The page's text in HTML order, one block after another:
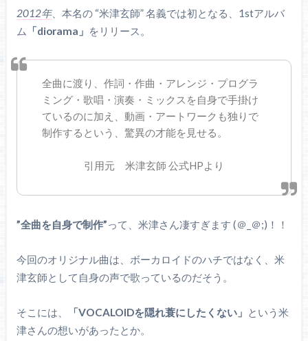
2012年、本名の “米津玄師” 名義では初となる、1stアルバ
ム 「diorama」 をリリース。
全曲に渡り、作詞・作曲・アレンジ・プログラ
ミング・歌唱・演奏・ミックスを自身で手掛け
ているのに加え、動画・アートワークも独りで
制作するという、驚異の才能を見せる。
引用元 米津玄師 公式HPより
”全曲を自身で制作”って、米津さん凄すぎます (＠_＠;)！！
今回のオリジナル曲は、ボーカロイドのハチではなく、米
津玄師として自身の声で歌っているのだそう。
そこには、 「VOCALOIDを隠れ蓑にしたくない」
という米
津さんの想いがあったとか。